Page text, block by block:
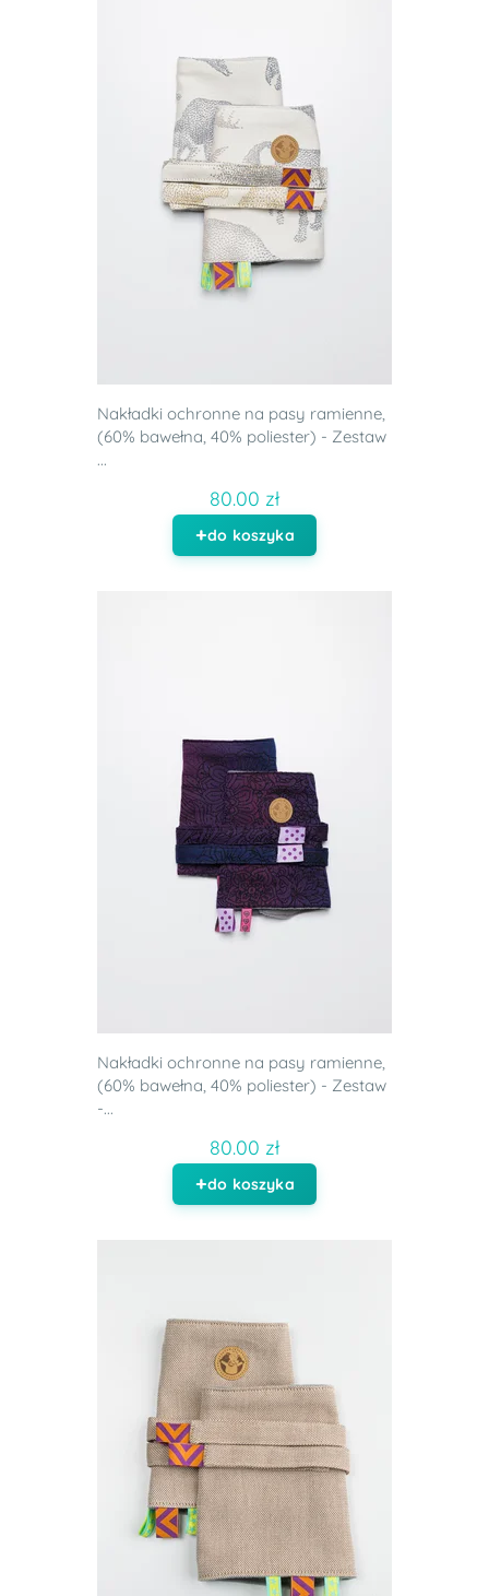
Nakładki ochronne na pasy ramienne,
(60% bawełna, 40% poliester) - Zestaw
...
80.00 zł
do koszyka
Nakładki ochronne na pasy ramienne,
(60% bawełna, 40% poliester) - Zestaw
-...
80.00 zł
do koszyka